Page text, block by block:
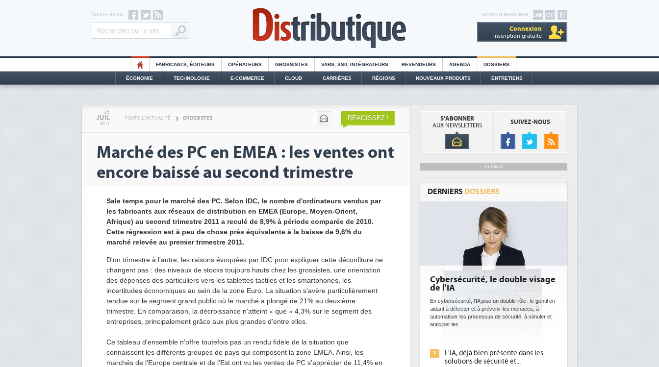
GROUPE IT NEWS INFO
Connexion
Inscription gratuite
Suivez-nous
FABRICANTS, ÉDITEURS OPÉRATEURS GROSSISTES VARS, SSII, INTÉGRATEURS REVENDEURS AGENDA DOSSIERS
ÉCONOMIE TECHNOLOGIE E-COMMERCE CLOUD CARRIÈRES RÉGIONS NOUVEAUX PRODUITS ENTRETIENS
25
JUIL
2011
TOUTE L'ACTUALITÉ GROSSISTES RÉAGISSEZ !
Marché des PC en EMEA : les ventes ont
encore baissé au second trimestre
Sale temps pour le marché des PC. Selon IDC, le nombre d'ordinateurs vendus par
les fabricants aux réseaux de distribution en EMEA (Europe, Moyen-Orient,
Afrique) au second trimestre 2011 a reculé de 8,9% à période comparée de 2010.
Cette régression est à peu de chose près équivalente à la baisse de 9,6% du
marché relevée au premier trimestre 2011.
D'un trimestre à l'autre, les raisons évoquées par IDC pour expliquer cette déconfiture ne
changent pas : des niveaux de stocks toujours hauts chez les grossistes, une orientation
des dépenses des particuliers vers les tablettes tactiles et les smartphones, les
incertitudes économiques au sein de la zone Euro. La situation s'avère particulièrement
tendue sur le segment grand public où le marché a plongé de 21% au deuxième
trimestre. En comparaison, la décroissance n'atteint « que » 4,3% sur le segment des
entreprises, principalement grâce aux plus grandes d'entre elles.
Ce tableau d'ensemble n'offre toutefois pas un rendu fidèle de la situation que
connaissent les différents groupes de pays qui composent la zone EMEA. Ainsi, les
marchés de l'Europe centrale et de l'Est ont vu les ventes de PC s'apprécier de 11,4% en
S'ABONNER
AUX NEWSLETTERS
SUIVEZ-NOUS
Publicité
DERNIERS DOSSIERS
Cybersécurité, le double visage
En cybersécurité, l'IA joue un double rôle : le gentil en
aidant à détecter et à prévenir les menaces, à
automatiser les processus de sécurité, à simuler et
L'IA, déjà bien présente dans les
solutions de sécurité et...
DEE: l'efficacité énergétique
Des datacenters plus durables et plus efficaces,
ce que recherchent les pouvoirs publics
1